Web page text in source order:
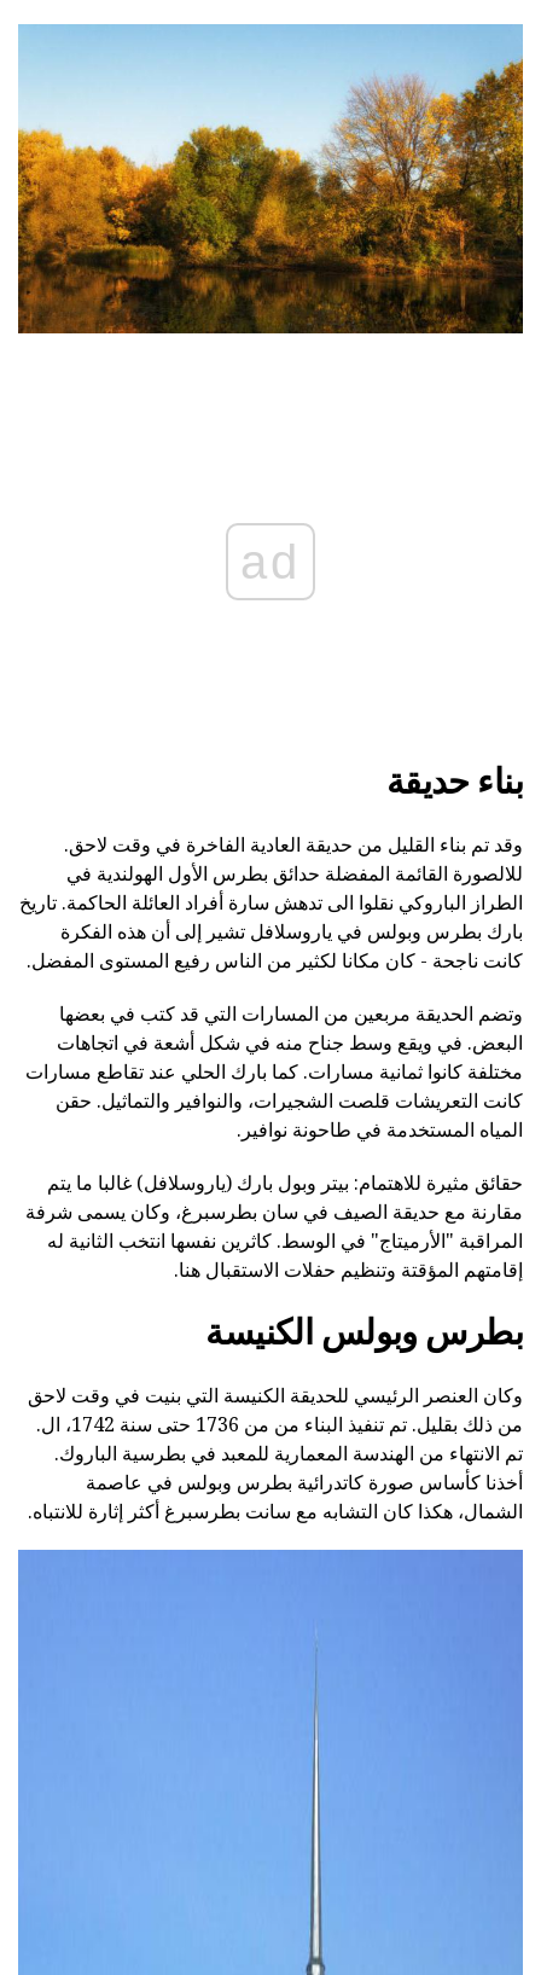
ad
بناء حديقة
وقد تم بناء القليل من حديقة العادية الفاخرة في وقت لاحق.
للالصورة القائمة المفضلة حدائق بطرس الأول الهولندية في
الطراز الباروكي نقلوا الى تدهش سارة أفراد العائلة الحاكمة. تاريخ
بارك بطرس وبولس في ياروسلافل تشير إلى أن هذه الفكرة
كانت ناجحة - كان مكانا لكثير من الناس رفيع المستوى المفضل.
وتضم الحديقة مربعين من المسارات التي قد كتب في بعضها
البعض. في ويقع وسط جناح منه في شكل أشعة في اتجاهات
مختلفة كانوا ثمانية مسارات. كما بارك الحلي عند تقاطع مسارات
كانت التعريشات قلصت الشجيرات، والنوافير والتماثيل. حقن
المياه المستخدمة في طاحونة نوافير.
حقائق مثيرة للاهتمام: بيتر وبول بارك (ياروسلافل) غالبا ما يتم
مقارنة مع حديقة الصيف في سان بطرسبرغ، وكان يسمى شرفة
المراقبة "الأرميتاج" في الوسط. كاثرين نفسها انتخب الثانية له
إقامتهم المؤقتة وتنظيم حفلات الاستقبال هنا.
بطرس وبولس الكنيسة
وكان العنصر الرئيسي للحديقة الكنيسة التي بنيت في وقت لاحق
من ذلك بقليل. تم تنفيذ البناء من من 1736 حتى سنة 1742، ال.
تم الانتهاء من الهندسة المعمارية للمعبد في بطرسية الباروك.
أخذنا كأساس صورة كاتدرائية بطرس وبولس في عاصمة
الشمال، هكذا كان التشابه مع سانت بطرسبرغ أكثر إثارة للانتباه.